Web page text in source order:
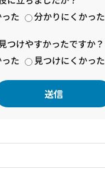
た
分かりにくかった
つけやすかったですか？
た
見つけにくかった